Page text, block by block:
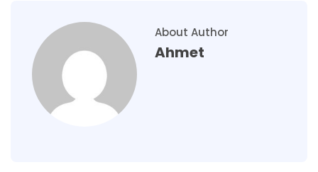
About Author
Ahmet